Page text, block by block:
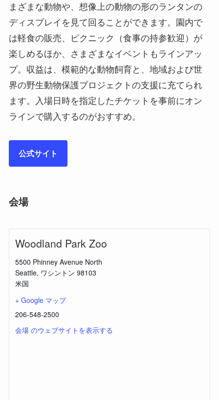
まざまな動物や、想像上の動物の形のランタンの
ディスプレイを見て回ることができます。園内で
は軽食の販売、ピクニック（食事の持参歓迎）が
楽しめるほか、さまざまなイベントもラインアッ
プ。収益は、模範的な動物飼育と、地域および世
界の野生動物保護プロジェクトの支援に充てられ
ます。入場日時を指定したチケットを事前にオン
ラインで購入するのがおすすめ。
公式サイト
会場
Woodland Park Zoo
5500 Phinney Avenue North
Seattle, ワシントン 98103
米国
+ Google マップ
206-548-2500
会場 のウェブサイトを表示する